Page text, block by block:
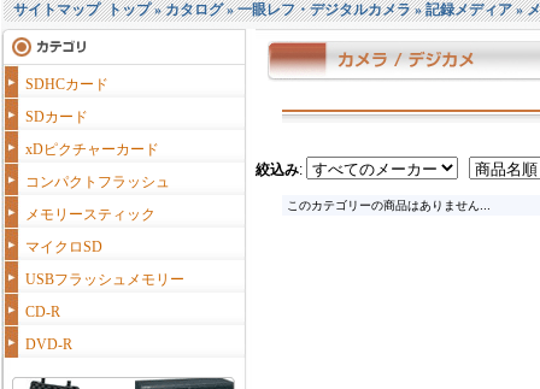
サイトマップ トップ»カタログ»一眼レフ・デジタルカメラ»記録メディア»
SDHCカード
SDカード
xDピクチャーカード
コンパクトフラッシュ
メモリースティック
マイクロSD
USBフラッシュメモリー
CD-R
DVD-R
絞込み:
このカテゴリーの商品はありません...